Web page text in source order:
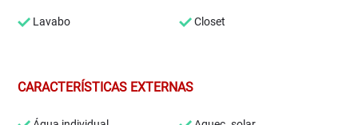
Lavabo Closet
CARACTERÍSTICAS EXTERNAS